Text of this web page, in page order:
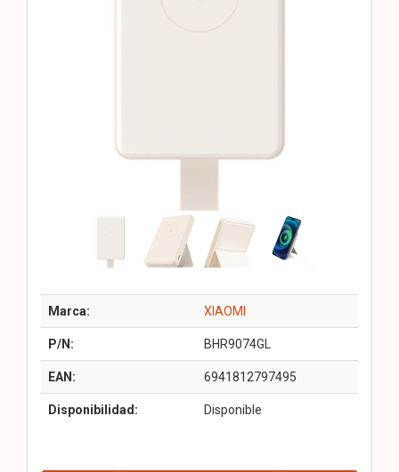
Marca: XIAOMI
P/N: BHR9074GL
EAN: 6941812797495
Disponibilidad: Disponible